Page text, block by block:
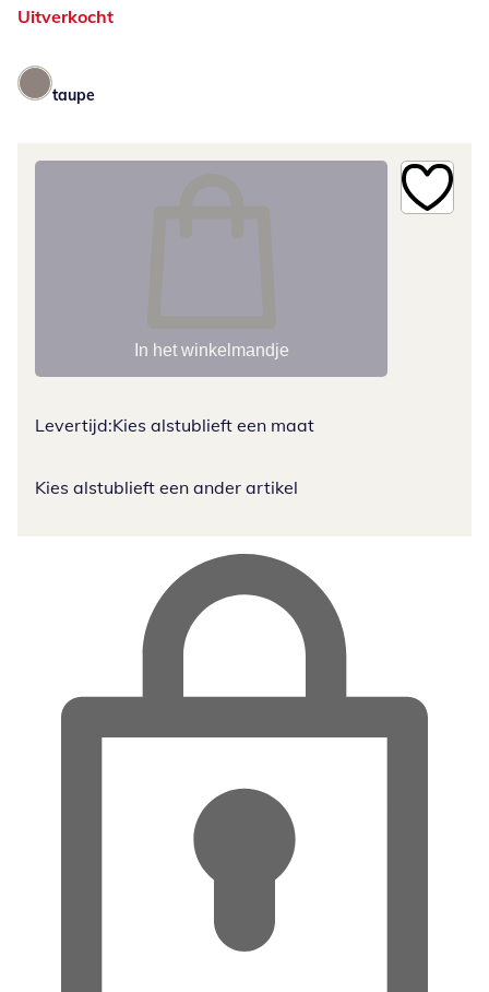
Uitverkocht
taupe
In het winkelmandje
Levertijd:Kies alstublieft een maat
Kies alstublieft een ander artikel